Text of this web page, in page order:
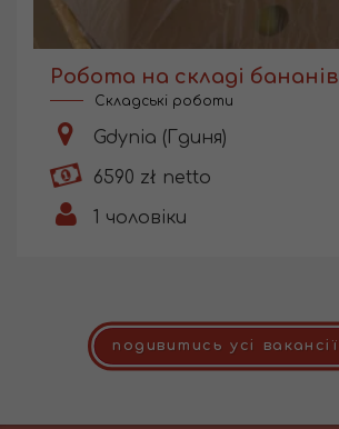
Робота на складі бананів
Складські роботи
Gdynia (Гдиня)
6590 zł netto
1 чоловіки
подивитись усі вакансії